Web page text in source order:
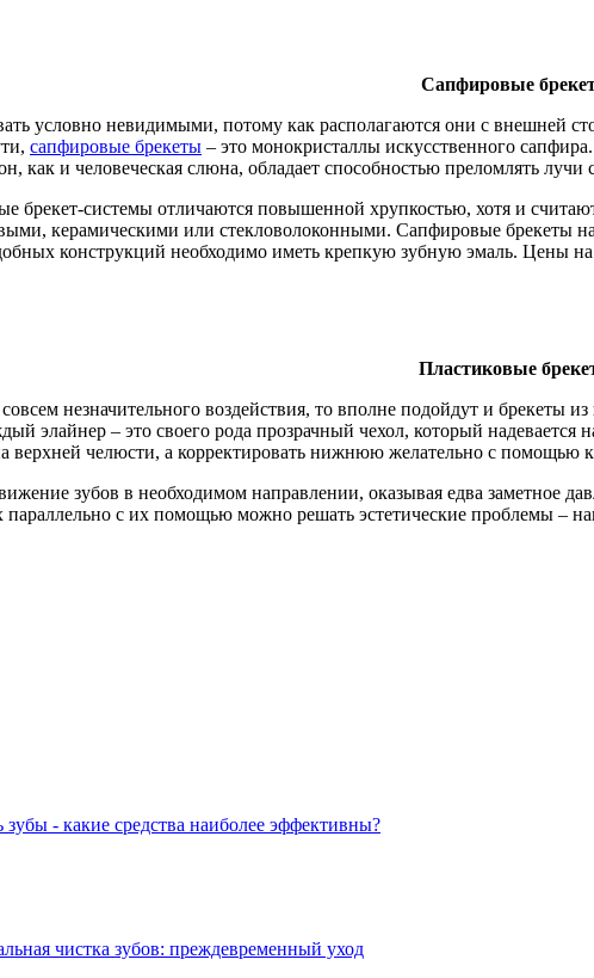
Сапфировые
условно невидимыми, потому как располагаются они с внешней
сапфировые брекеты – это монокристаллы искусственного
как и человеческая слюна, обладает способностью преломлять
брекет-системы отличаются повышенной хрупкостью, хотя и
керамическими или стекловолоконными. Сапфировые брекеты
конструкций необходимо иметь крепкую зубную эмаль. Цены
Пластиковые
незначительного воздействия, то вполне подойдут и
элайнер – это своего рода прозрачный чехол, который надевается
верхней челюсти, а корректировать нижнюю желательно с помощью
зубов в необходимом направлении, оказывая едва заметное
с их помощью можно решать эстетические проблемы –
зубы - какие средства наиболее эффективны?
чистка зубов: преждевременный уход